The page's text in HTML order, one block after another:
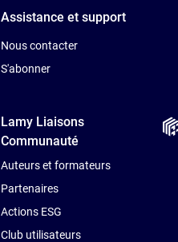
Assistance et support
Nous contacter
S'abonner
Lamy Liaisons
Communauté
Auteurs et formateurs
Partenaires
Actions ESG
Club utilisateurs